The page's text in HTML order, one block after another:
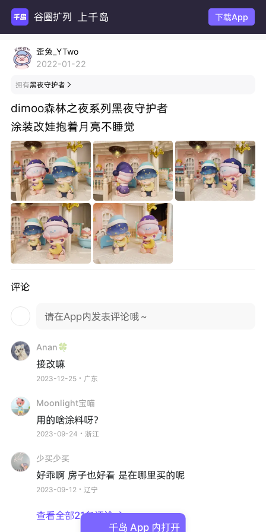
谷圈扩列 上千岛 下载App
歪兔_YTwo
2022-01-22
拥有黑夜守护者
dimoo森林之夜系列黑夜守护者
涂装改娃抱着月亮不睡觉
评论
请在App内发表评论哦～
Anan🍀
接改嘛
2023-12-25・广东
Moonlight宝喵
用的啥涂料呀？
2023-09-24・浙江
少买少买
好乖啊 房子也好看 是在哪里买的呢
2023-09-12・辽宁
查看全部21条评论 
千岛 App 内打开